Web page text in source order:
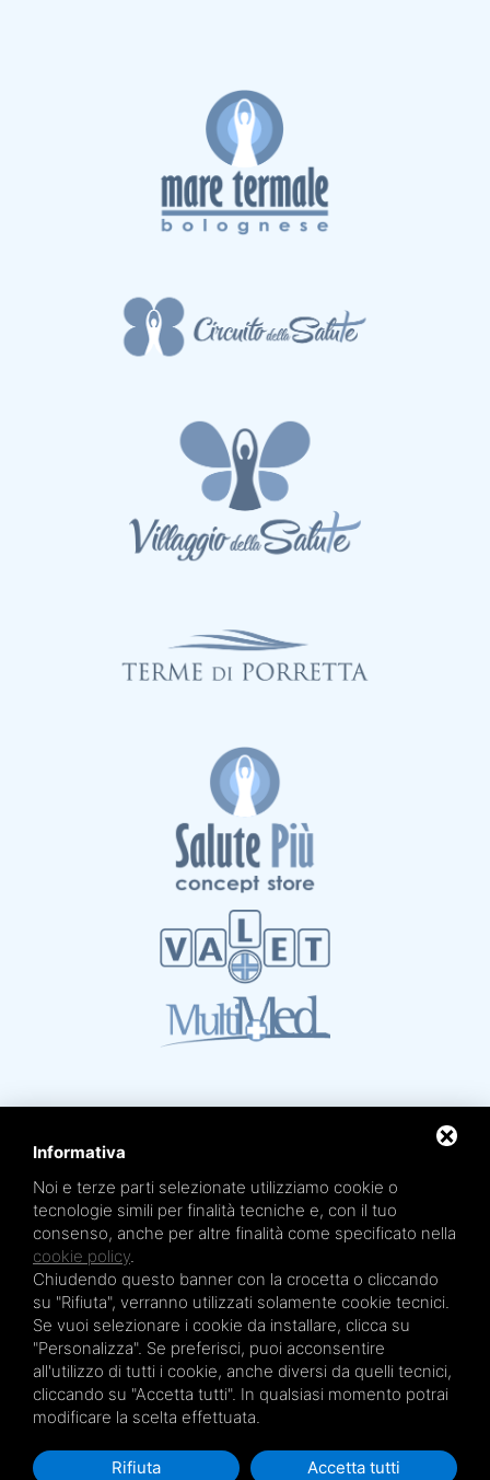
Mare Termale Bolognese e
Circuito della Salute +
sono un marchio diTRE EFFE s.r.l.
Sede legale e amministrativa: Via Irnerio 12/2 - 40126 Bologna - Tel/fax 051.4210046
Cod.Fisc e P.IVA 04045610377 - R.E.A. BO n. 334452 - R.I. BO n. 56601 - Cap. Soc.
€ 20.000,00 i.v.
Terme San Petronio - Antalgik - Bodi
Terme San Luca - Pluricenter
Terme Felsinee
Terme dell’Agriturismo - Villaggio della Salute Più
Terme Acquabios
Informativa
Noi e terze parti selezionate utilizziamo cookie o
tecnologie simili per finalità tecniche e, con il tuo
consenso, anche per altre finalità come specificato nella
cookie policy.
Chiudendo questo banner con la crocetta o cliccando
su "Rifiuta", verranno utilizzati solamente cookie tecnici.
Se vuoi selezionare i cookie da installare, clicca su
"Personalizza". Se preferisci, puoi acconsentire
all'utilizzo di tutti i cookie, anche diversi da quelli tecnici,
cliccando su "Accetta tutti". In qualsiasi momento potrai
modificare la scelta effettuata.
Rifiuta Accetta tutti